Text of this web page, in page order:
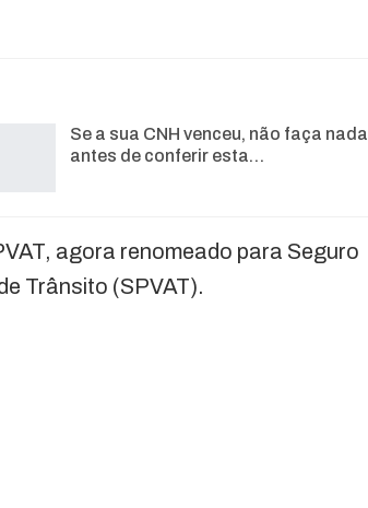
Se a sua CNH venceu, não faça nada
antes de conferir esta…
agora renomeado para Seguro
Trânsito (SPVAT).